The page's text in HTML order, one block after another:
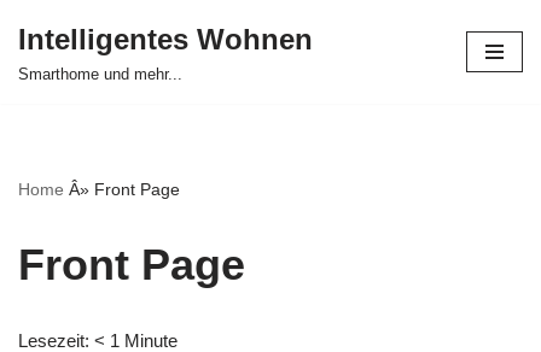
Zum
Intelligentes Wohnen
Smarthome und mehr...
Home Â» Front Page
Front Page
Lesezeit: < 1 Minute